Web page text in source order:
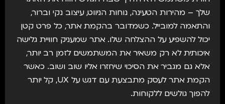
שלך – מהירות הטעינה, נוחות הניווט, עיצוב נקי וברור,
והתאמה למובייל. כשמדובר בהקמת אתר, כל פרט קטן
יכול להשפיע על ההצלחה שלו. אתר שמעניק חוויית גלישה
איכותית לא רק משאיר את המשתמשים לזמן רב יותר,
אלא גם מגביר את הסיכוי שיחזרו אליו שוב ושוב. כאשר
הקמת אתר לעסק מתבצעת עם דגש על UX, קל יותר
להפוך גולשים ללקוחות.